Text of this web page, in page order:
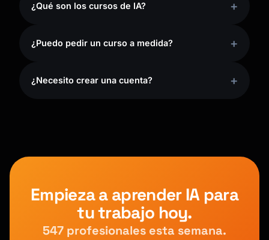
¿Qué son los cursos de IA?
¿Puedo pedir un curso a medida?
¿Necesito crear una cuenta?
Empieza a aprender IA para
tu trabajo hoy.
547 profesionales esta semana.